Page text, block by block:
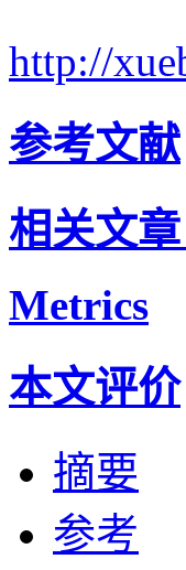
http://
参考文献
相关文章
Metrics
本文评价
摘要
参考